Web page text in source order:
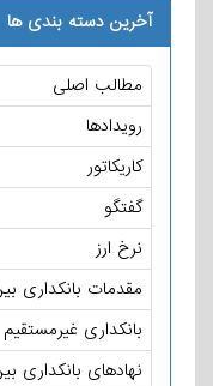
آخرین دسته بندی ها
مطالب اصلی
رویدادها
کاریکاتور
گفتگو
نرخ ارز
مقدمات بانکداری
بانکداری غیرمستقیم
نهادهای بانکداری